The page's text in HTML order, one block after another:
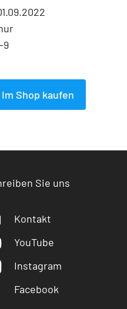
9
Im Shop kaufen
Sie uns
Kontakt
YouTube
Instagram
Facebook